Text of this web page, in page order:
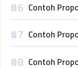
Contoh
Contoh
Contoh